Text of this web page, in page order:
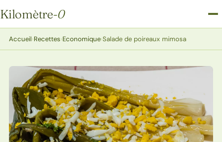
Kilomètre-0
Kilomètre-0
Accueil›Recettes›Economique›Salade de poireaux mimosa